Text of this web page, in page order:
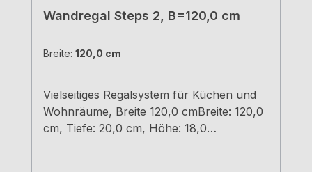
Wandregal Steps 2, B=120,0 cm
Breite: 120,0 cm
Vielseitiges Regalsystem für Küchen und
Wohnräume, Breite 120,0 cmBreite: 120,0
cm, Tiefe: 20,0 cm, Höhe: 18,0